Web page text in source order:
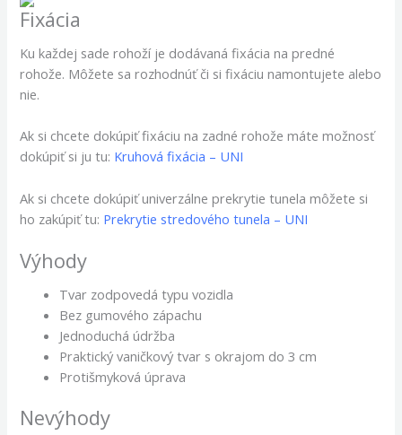
Fixácia
Ku každej sade rohoží je dodávaná fixácia na predné
rohože. Môžete sa rozhodnúť či si fixáciu namontujete alebo
nie.
Ak si chcete dokúpiť fixáciu na zadné rohože máte možnosť
dokúpiť si ju tu: Kruhová fixácia – UNI
Ak si chcete dokúpiť univerzálne prekrytie tunela môžete si
ho zakúpiť tu: Prekrytie stredového tunela – UNI
Výhody
Tvar zodpovedá typu vozidla
Bez gumového zápachu
Jednoduchá údržba
Praktický vaničkový tvar s okrajom do 3 cm
Protišmyková úprava
Nevýhody